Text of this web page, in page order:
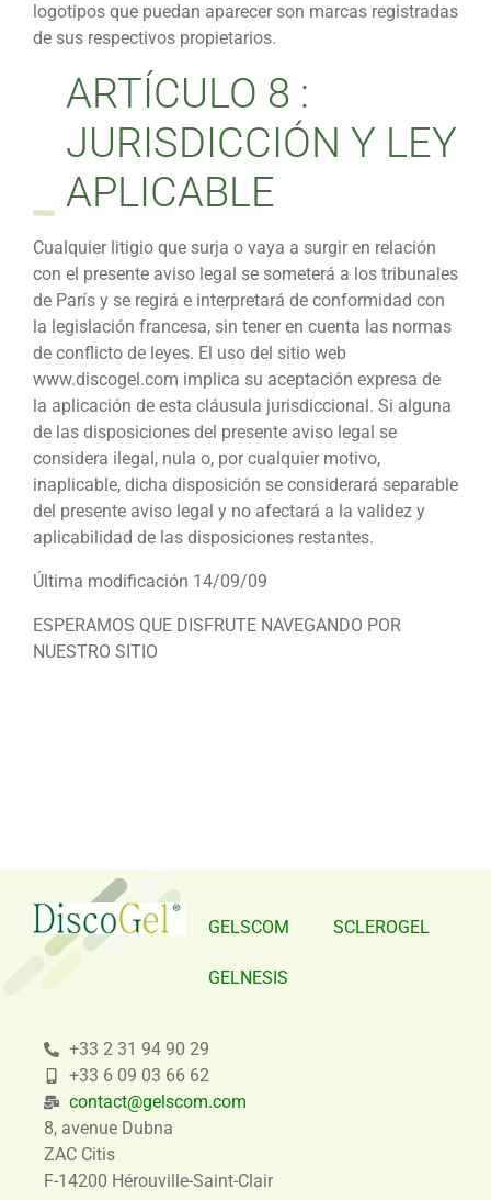
logotipos que puedan aparecer son marcas registradas
de sus respectivos propietarios.
ARTÍCULO 8 :
JURISDICCIÓN Y LEY
APLICABLE
Cualquier litigio que surja o vaya a surgir en relación
con el presente aviso legal se someterá a los tribunales
de París y se regirá e interpretará de conformidad con
la legislación francesa, sin tener en cuenta las normas
de conflicto de leyes. El uso del sitio web
www.discogel.com implica su aceptación expresa de
la aplicación de esta cláusula jurisdiccional. Si alguna
de las disposiciones del presente aviso legal se
considera ilegal, nula o, por cualquier motivo,
inaplicable, dicha disposición se considerará separable
del presente aviso legal y no afectará a la validez y
aplicabilidad de las disposiciones restantes.
Última modificación 14/09/09
ESPERAMOS QUE DISFRUTE NAVEGANDO POR
NUESTRO SITIO
GELSCOM SCLEROGEL
GELNESIS
+33 2 31 94 90 29
+33 6 09 03 66 62
contact@gelscom.com
8, avenue Dubna
ZAC Citis
F-14200 Hérouville-Saint-Clair